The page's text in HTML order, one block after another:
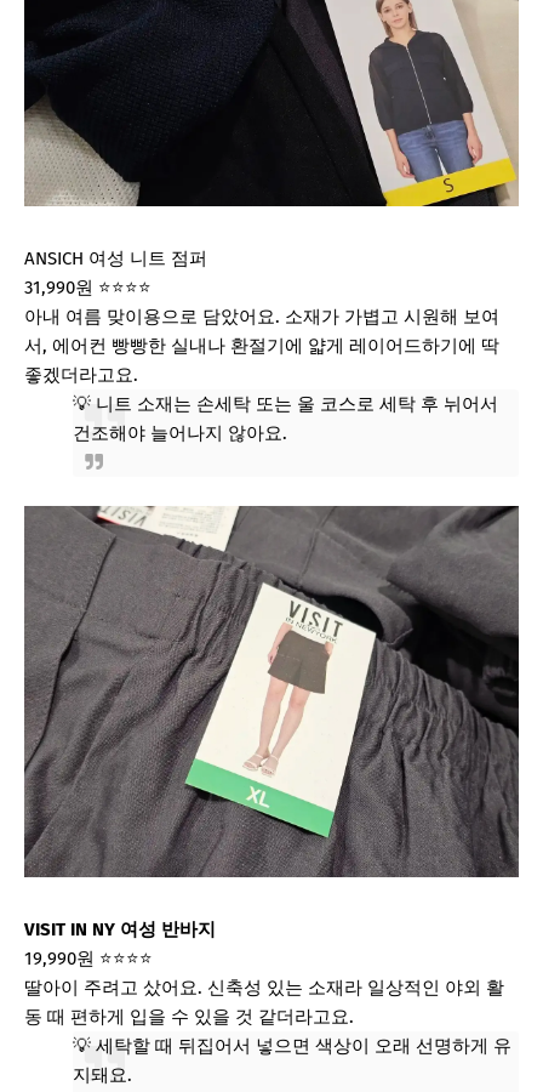
ANSICH 여성 니트 점퍼
31,990원 ⭐⭐⭐⭐
아내 여름 맞이용으로 담았어요. 소재가 가볍고 시원해 보여
서, 에어컨 빵빵한 실내나 환절기에 얇게 레이어드하기에 딱
좋겠더라고요.
💡 니트 소재는 손세탁 또는 울 코스로 세탁 후 뉘어서
건조해야 늘어나지 않아요.
VISIT IN NY 여성 반바지
19,990원 ⭐⭐⭐⭐
딸아이 주려고 샀어요. 신축성 있는 소재라 일상적인 야외 활
동 때 편하게 입을 수 있을 것 같더라고요.
💡 세탁할 때 뒤집어서 넣으면 색상이 오래 선명하게 유
지돼요.